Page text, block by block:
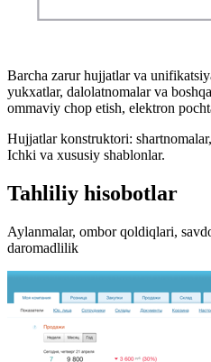
Barcha zarur hujjatlar va
yukxatlar, dalolatnomalar va
ommaviy chop etish, elektron
Hujjatlar konstruktori:
Ichki va xususiy shablonlar.
Tahliliy hisobotlar
Aylanmalar, ombor qoldiqlari,
daromadlilik